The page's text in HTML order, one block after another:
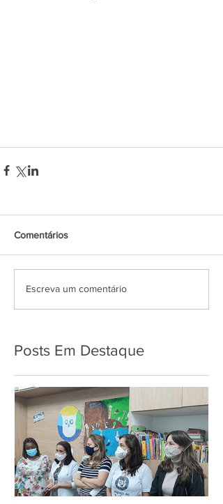
Comentários
Escreva um comentário
Posts Em Destaque